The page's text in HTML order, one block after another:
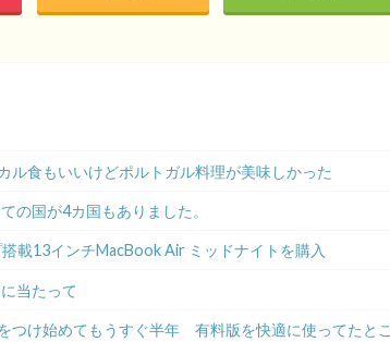
ル食もいいけどポルトガル料理が美味しかった
の国が4カ国もありました。
載13インチMacBook Air ミッドナイトを購入
当たって
つけ始めてもうすぐ半年 有料版を快適に使ってたとこ